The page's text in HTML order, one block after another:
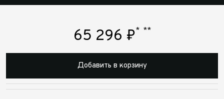
65 296 ₽* **
Добавить в корзину